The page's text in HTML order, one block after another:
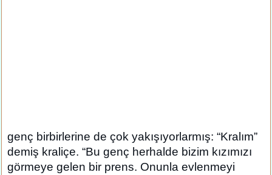
genç birbirlerine de çok yakışıyorlarmış: “Kralım”
demiş kraliçe. “Bu genç herhalde bizim kızımızı
görmeye gelen bir prens. Onunla evlenmeyi